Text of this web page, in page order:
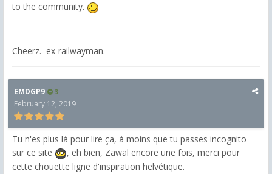
to the community.
Cheerz. ex-railwayman.
EMDGP9 3
February 12, 2019
Tu n'es plus là pour lire ça, à moins que tu passes incognito
sur ce site
, eh bien, Zawal encore une fois, merci pour
cette chouette ligne d'inspiration helvétique.